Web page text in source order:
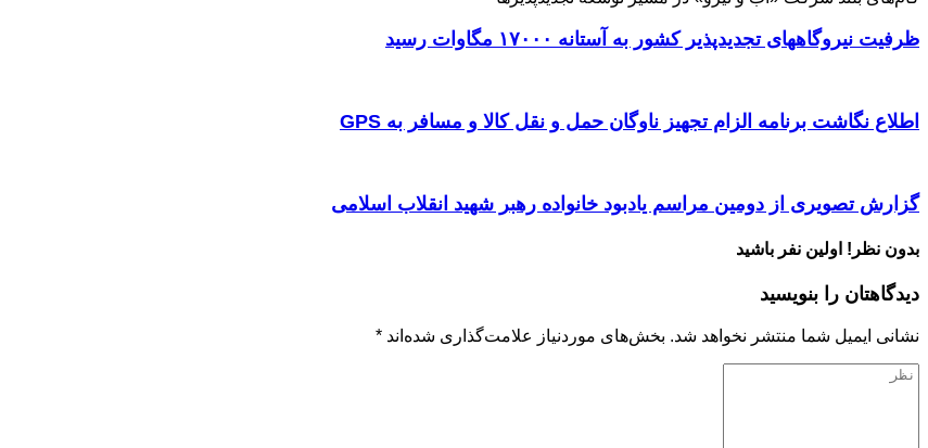
ظرفیت نیروگاههای تجدیدپذیر کشور به آستانه ۱۷۰۰۰ مگاوات رسید
اطلاع نگاشت برنامه الزام تجهیز ناوگان حمل و نقل کالا و مسافر به GPS
گزارش تصویری از دومین مراسم یادبود خانواده رهبر شهید انقلاب اسلامی
بدون نظر! اولین نفر باشید
دیدگاهتان را بنویسید
نشانی ایمیل شما منتشر نخواهد شد. بخش‌های موردنیاز علامت‌گذاری شده‌اند *